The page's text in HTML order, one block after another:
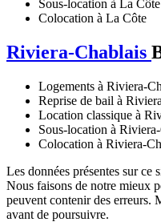
Sous-location à La Côte
Colocation à La Côte
Riviera-Chablais
Logements à Riviera-
Reprise de bail à
Location classique à
Sous-location à
Colocation à Riviera-
Les données présentes sur
Nous faisons de notre mieux
peuvent contenir des erreurs.
avant de poursuivre.